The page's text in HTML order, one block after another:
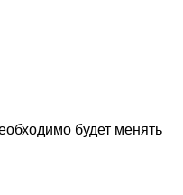
будет менять